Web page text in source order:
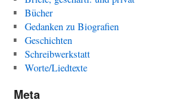
Bücher
Gedanken zu Biografien
Geschichten
Schreibwerkstatt
Worte/Liedtexte
Meta